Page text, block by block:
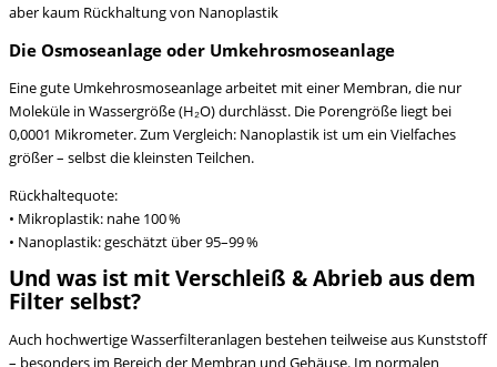
aber kaum Rückhaltung von Nanoplastik
Die Osmoseanlage oder Umkehrosmoseanlage
Eine gute Umkehrosmoseanlage arbeitet mit einer Membran, die nur
Moleküle in Wassergröße (H₂O) durchlässt. Die Porengröße liegt bei
0,0001 Mikrometer. Zum Vergleich: Nanoplastik ist um ein Vielfaches
größer – selbst die kleinsten Teilchen.
Rückhaltequote:
• Mikroplastik: nahe 100 %
• Nanoplastik: geschätzt über 95–99 %
Und was ist mit Verschleiß & Abrieb aus dem
Filter selbst?
Auch hochwertige Wasserfilteranlagen bestehen teilweise aus Kunststoff
– besonders im Bereich der Membran und Gehäuse. Im normalen